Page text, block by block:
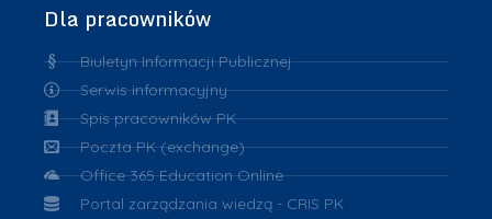
Dla pracowników
Biuletyn Informacji Publicznej
Serwis informacyjny
Spis pracowników PK
Poczta PK (exchange)
Office 365 Education Online
Portal zarządzania wiedzą - CRIS PK